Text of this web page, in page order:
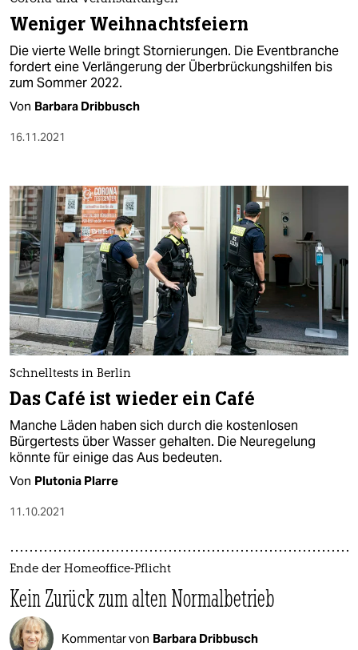
Weniger Weihnachtsfeiern
Die vierte Welle bringt Stornierungen. Die Eventbranche
fordert eine Verlängerung der Überbrückungshilfen bis
zum Sommer 2022.
Von Barbara Dribbusch
16.11.2021
Schnelltests in Berlin
Das Café ist wieder ein Café
Manche Läden haben sich durch die kostenlosen
Bürgertests über Wasser gehalten. Die Neuregelung
könnte für einige das Aus bedeuten.
Von Plutonia Plarre
11.10.2021
Ende der Homeoffice-Pflicht
Kein Zurück zum alten Normalbetrieb
Kommentar von Barbara Dribbusch